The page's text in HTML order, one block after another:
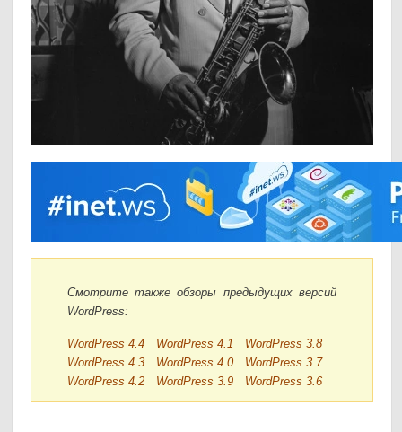
Смотрите также обзоры предыдущих версий
WordPress:
WordPress 4.4 WordPress 4.1
WordPress 3.8
WordPress 4.3
WordPress 4.0
WordPress 3.7
WordPress 4.2
WordPress 3.9 WordPress 3.6